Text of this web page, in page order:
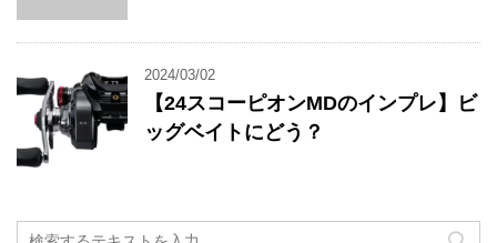
2024/03/02
【24スコーピオンMDのインプレ】ビ
ッグベイトにどう？